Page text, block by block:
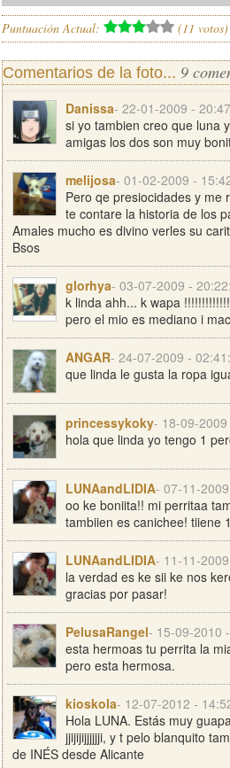
Puntuación Actual: (11 votos)
Comentarios de la foto... 9
Danissa- 22-01-2009 -
si yo tambien creo que luna
amigas los dos son muy
melijosa- 01-02-2009 -
Pero qe presiocidades y me
te contare la historia de los
Amales mucho es divino verles su
Bsos
glorhya- 03-07-2009 -
k linda ahh... k wapa
pero el mio es mediano i
ANGAR- 24-07-2009 -
que linda le gusta la ropa
princessykoky- 18-09-
hola que linda yo tengo 1
LUNAandLIDIA- 07-11-
oo ke boniita!! mi perritaa
tambiien es canichee! tiiene
LUNAandLIDIA- 11-11-
la verdad es ke sii ke nos
gracias por pasar!
PelusaRangel- 15-09-2010
esta hermoas tu perrita la
pero esta hermosa.
kioskola- 12-07-2012 -
Hola LUNA. Estás muy
jjijijijjjjjji, y t pelo blanquito
de INÉS desde Alicante